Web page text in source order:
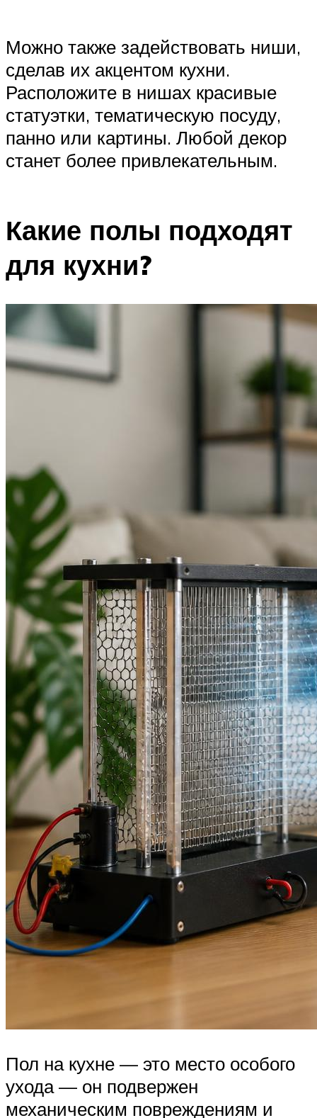
Можно также задействовать ниши,
сделав их акцентом кухни.
Расположите в нишах красивые
статуэтки, тематическую посуду,
панно или картины. Любой декор
станет более привлекательным.
Какие полы подходят
для кухни?
Пол на кухне — это место особого
ухода — он подвержен
механическим повреждениям и